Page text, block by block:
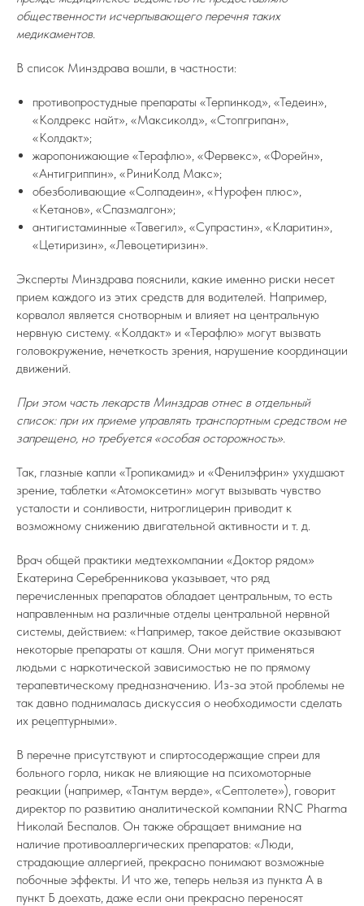
общественности исчерпывающего перечня таких
медикаментов.
В список Минздрава вошли, в частности:
противопростудные препараты «Терпинкод», «Тедеин»,
«Колдрекс найт», «Максиколд», «Стопгрипан»,
«Колдакт»;
жаропонижающие «Терафлю», «Фервекс», «Форейн»,
«Антигриппин», «РиниКолд Макс»;
обезболивающие «Солпадеин», «Нурофен плюс»,
«Кетанов», «Спазмалгон»;
антигистаминные «Тавегил», «Супрастин», «Кларитин»,
«Цетиризин», «Левоцетиризин».
Эксперты Минздрава пояснили, какие именно риски несет
прием каждого из этих средств для водителей. Например,
корвалол является снотворным и влияет на центральную
нервную систему. «Колдакт» и «Терафлю» могут вызвать
головокружение, нечеткость зрения, нарушение координации
движений.
При этом часть лекарств Минздрав отнес в отдельный
список: при их приеме управлять транспортным средством не
запрещено, но требуется «особая осторожность».
Так, глазные капли «Тропикамид» и «Фенилэфрин» ухудшают
зрение, таблетки «Атомоксетин» могут вызывать чувство
усталости и сонливости, нитроглицерин приводит к
возможному снижению двигательной активности и т. д.
Врач общей практики медтехкомпании «Доктор рядом»
Екатерина Серебренникова указывает, что ряд
перечисленных препаратов обладает центральным, то есть
направленным на различные отделы центральной нервной
системы, действием: «Например, такое действие оказывают
некоторые препараты от кашля. Они могут применяться
людьми с наркотической зависимостью не по прямому
терапевтическому предназначению. Из-за этой проблемы не
так давно поднималась дискуссия о необходимости сделать
их рецептурными».
В перечне присутствуют и спиртосодержащие спреи для
больного горла, никак не влияющие на психомоторные
реакции (например, «Тантум верде», «Септолете»), говорит
директор по развитию аналитической компании RNC Pharma
Николай Беспалов. Он также обращает внимание на
наличие противоаллергических препаратов: «Люди,
страдающие аллергией, прекрасно понимают возможные
побочные эффекты. И что же, теперь нельзя из пункта А в
пункт Б доехать, даже если они прекрасно переносят